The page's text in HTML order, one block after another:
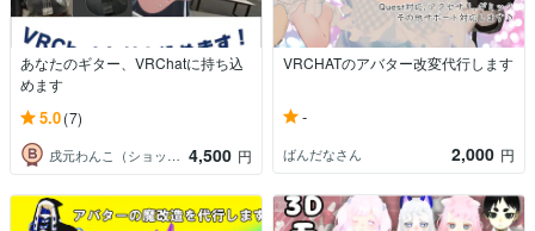
あなたのギター、VRChatに持ち込
めます
5.0(7)
戌元わんこ（ショップみしま） 4,500 円
VRCHATのアバター改変代行します
-
ばんだなさん 2,000 円